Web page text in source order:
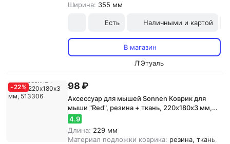
Ширина: 355 мм
Есть Наличными и картой
В магазин
Л'Этуаль
-22% 98 ₽
Аксессуар для мышей Sonnen Коврик для
мыши "Red", резина + ткань, 220х180х3 мм,
513306
4.9
Длина: 229 мм
Материал подложки коврика: резина, ткань,